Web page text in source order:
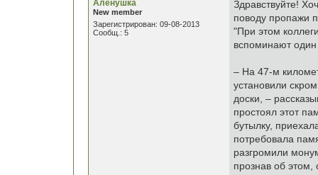
Аленушка
New member
Зарегистрирован: 09-08-2013
Сообщ.: 5
Здравствуйте!
поводу пропажи
"При этом
вспоминают
– На 47-м
установили
доски, –
простоял этот
бутылку,
потребовала
разгромили
прознав об этом,